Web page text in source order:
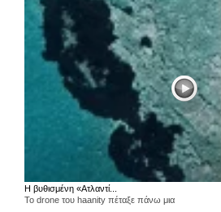
Η βυθισμένη «Ατλαντί...
Το drone του haanity πέταξε πάνω μια